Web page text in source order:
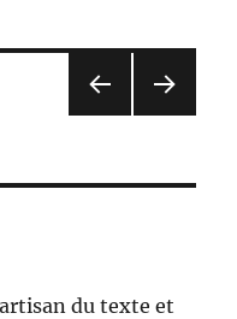
CÉD ANT
du texte et